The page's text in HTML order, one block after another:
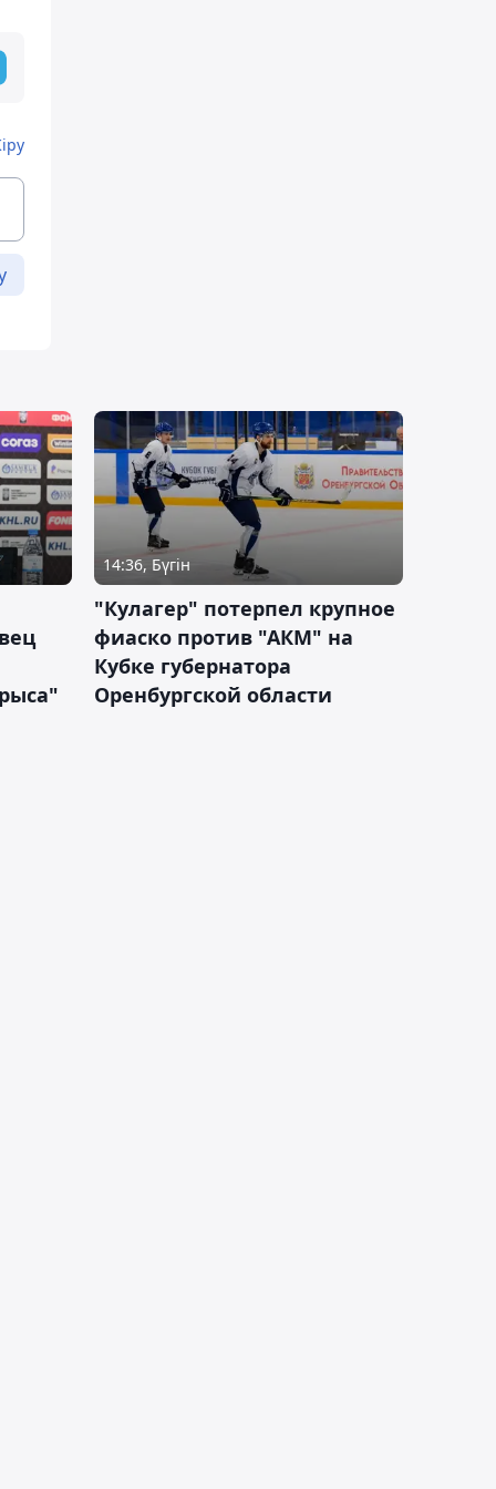
14:36, Бүгін
"Кулагер" потерпел крупное
фиаско против "АКМ" на
Кубке губернатора
Оренбургской области